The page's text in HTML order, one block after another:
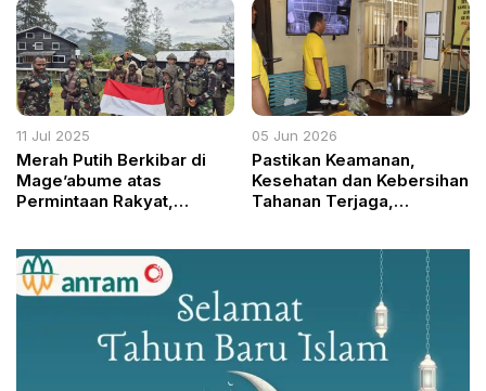
Nikmati Makan Bergizi
Gratis
11 Jul 2025
Merah Putih Berkibar di
Mage’abume atas
Permintaan Rakyat,
05 Jun 2026
Pastikan Keamanan,
Kesehatan dan Kebersihan
Tahanan Terjaga,